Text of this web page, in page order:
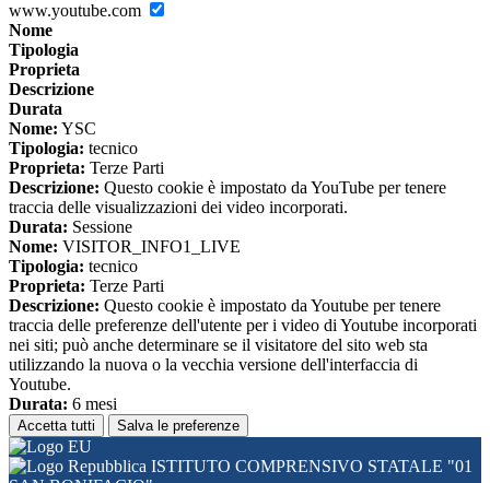
www.youtube.com
Nome
Tipologia
Proprieta
Descrizione
Durata
Nome: YSC
Tipologia: tecnico
Proprieta: Terze Parti
Descrizione: Questo cookie è impostato da YouTube per tenere
traccia delle visualizzazioni dei video incorporati.
Durata: Sessione
Nome: VISITOR_INFO1_LIVE
Tipologia: tecnico
Proprieta: Terze Parti
Descrizione: Questo cookie è impostato da Youtube per tenere
traccia delle preferenze dell'utente per i video di Youtube incorporati
nei siti; può anche determinare se il visitatore del sito web sta
utilizzando la nuova o la vecchia versione dell'interfaccia di
Youtube.
Durata: 6 mesi
Accetta tutti Salva le preferenze
ISTITUTO COMPRENSIVO STATALE "01